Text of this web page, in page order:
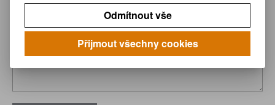
Odmítnout vše
Přijmout všechny cookies